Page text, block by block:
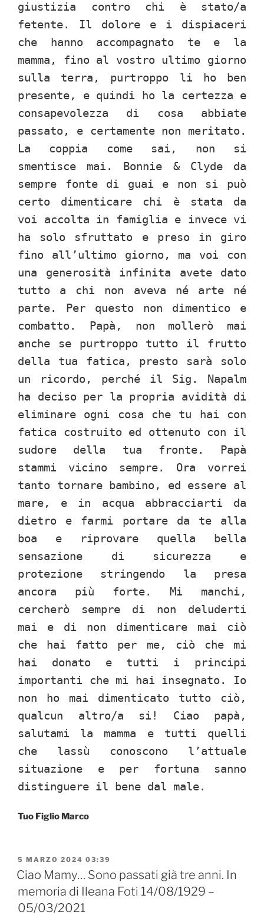
giustizia contro chi è stato/a
fetente. Il dolore e i dispiaceri
che hanno accompagnato te e la
mamma, fino al vostro ultimo giorno
sulla terra, purtroppo li ho ben
presente, e quindi ho la certezza e
consapevolezza di cosa abbiate
passato, e certamente non meritato.
La coppia come sai, non si
smentisce mai. Bonnie & Clyde da
sempre fonte di guai e non si può
certo dimenticare chi è stata da
voi accolta in famiglia e invece vi
ha solo sfruttato e preso in giro
fino all’ultimo giorno, ma voi con
una generosità infinita avete dato
tutto a chi non aveva né arte né
parte. Per questo non dimentico e
combatto. Papà, non mollerò mai
anche se purtroppo tutto il frutto
della tua fatica, presto sarà solo
un ricordo, perché il Sig. Napalm
ha deciso per la propria avidità di
eliminare ogni cosa che tu hai con
fatica costruito ed ottenuto con il
sudore della tua fronte. Papà
stammi vicino sempre. Ora vorrei
tanto tornare bambino, ed essere al
mare, e in acqua abbracciarti da
dietro e farmi portare da te alla
boa e riprovare quella bella
sensazione di sicurezza e
protezione stringendo la presa
ancora più forte. Mi manchi,
cercherò sempre di non deluderti
mai e di non dimenticare mai ciò
che hai fatto per me, ciò che mi
hai donato e tutti i principi
importanti che mi hai insegnato. Io
non ho mai dimenticato tutto ciò,
qualcun altro/a si! Ciao papà,
salutami la mamma e tutti quelli
che lassù conoscono l’attuale
situazione e per fortuna sanno
distinguere il bene dal male.
Tuo Figlio Marco
PUBBLICATO
IL
5 MARZO 2024 03:39
Ciao Mamy… Sono passati già tre anni. In
memoria di Ileana Foti 14/08/1929 –
05/03/2021